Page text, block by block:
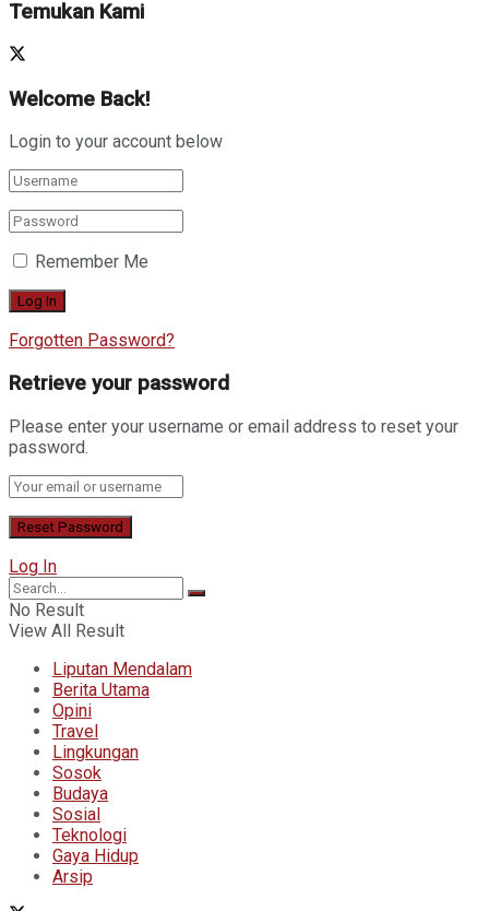
Temukan Kami
Welcome Back!
Login to your account below
Remember Me
Forgotten Password?
Retrieve your password
Please enter your username or email address to reset your
password.
Log In
No Result
View All Result
Liputan Mendalam
Berita Utama
Opini
Travel
Lingkungan
Sosok
Budaya
Sosial
Teknologi
Gaya Hidup
Arsip